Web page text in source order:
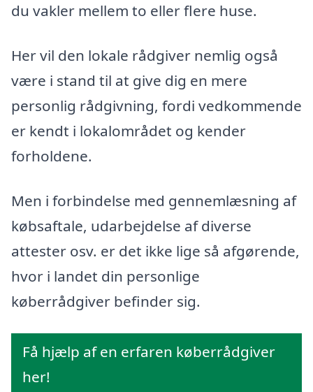
du vakler mellem to eller flere huse.
Her vil den lokale rådgiver nemlig også
være i stand til at give dig en mere
personlig rådgivning, fordi vedkommende
er kendt i lokalområdet og kender
forholdene.
Men i forbindelse med gennemlæsning af
købsaftale, udarbejdelse af diverse
attester osv. er det ikke lige så afgørende,
hvor i landet din personlige
køberrådgiver befinder sig.
Få hjælp af en erfaren køberrådgiver
her!